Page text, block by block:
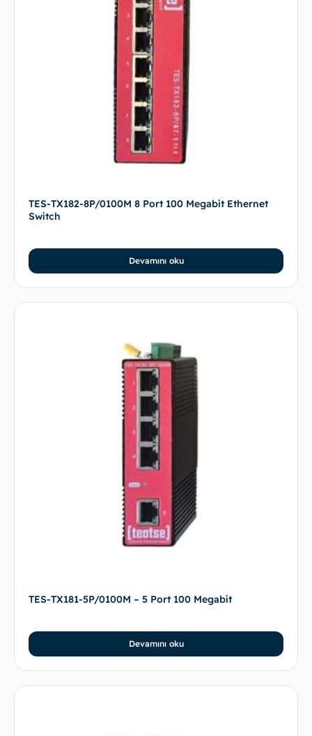
TES-TX182-8P/0100M 8 Port 100 Megabit Ethernet
Switch
Devamını oku
TES-TX181-5P/0100M – 5 Port 100 Megabit
Devamını oku